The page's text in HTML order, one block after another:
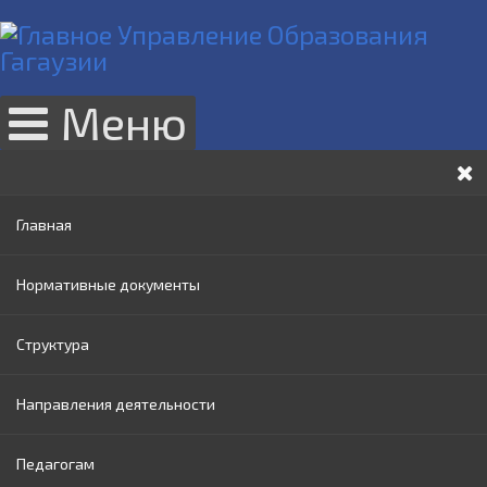
Меню
Главная
Нормативные документы
Законы РМ
Нормативные акты Правительства РМ
Нормативные документы МОИ
Структура
Руководство
Административный совет
Направления деятельности
Раннее образование
Педагогам